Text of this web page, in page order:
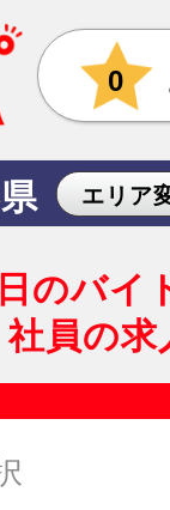
0
エリア
のバイ
社員の求